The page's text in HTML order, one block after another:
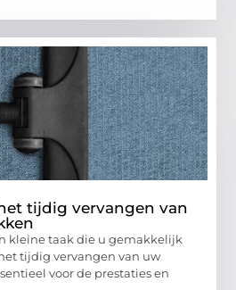
tijdig vervangen van
kleine taak die u gemakkelijk
tijdig vervangen van uw
voor de prestaties en